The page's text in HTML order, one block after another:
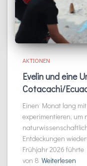
AKTIONEN
Evelin und eine
Cotacachi/
Einen Monat lang
experimentieren, um
Entdeckungen
Frühjahr 2026 führte
von 8 Weiterlesen